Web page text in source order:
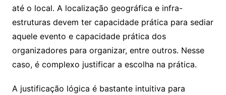
até o local. A localização geográfica e infra-
estruturas devem ter capacidade prática para sediar
aquele evento e capacidade prática dos
organizadores para organizar, entre outros. Nesse
caso, é complexo justificar a escolha na prática.
A justificação lógica é bastante intuitiva para